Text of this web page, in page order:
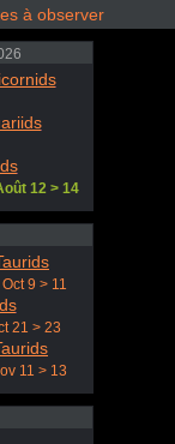
à observer
12 > 14
Oct 9 > 11
21 > 23
11 > 13